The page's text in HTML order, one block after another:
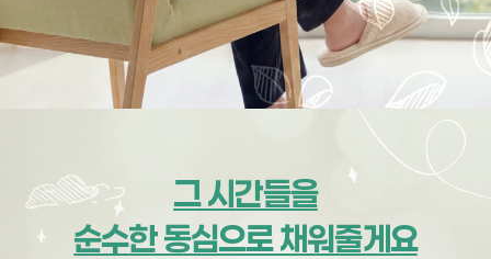
열기
그 시간들을
순수한 동심으로 채워줄게요